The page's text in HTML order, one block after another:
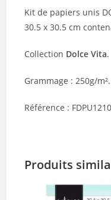
Kit de papiers unis
30.5 x 30.5 cm
Collection Dolce Vita.
Grammage : 250g/m².
Référence :
Produits